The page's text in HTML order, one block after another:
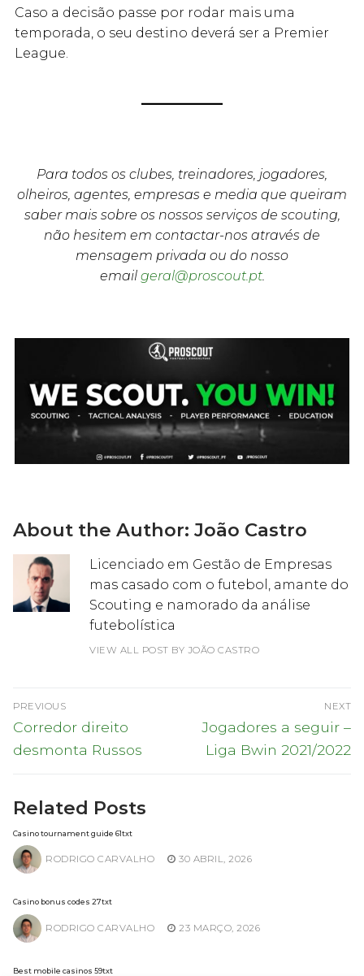
Caso a decisão passe por rodar mais uma
temporada, o seu destino deverá ser a Premier
League.
Para todos os clubes, treinadores, jogadores,
olheiros, agentes, empresas e media que queiram
saber mais sobre os nossos serviços de scouting,
não hesitem em contactar-nos através de
mensagem privada ou do nosso
email geral@proscout.pt.
About the Author: João Castro
Licenciado em Gestão de Empresas
mas casado com o futebol, amante do
Scouting e namorado da análise
futebolística
VIEW ALL POST BY JOÃO CASTRO
Navegação
de
artigos
PREVIOUS
Previous
post:
Corredor direito
desmonta Russos
NEXT
Next
post:
Jogadores a seguir –
Liga Bwin 2021/2022
Related Posts
Casino tournament guide 61txt
RODRIGO CARVALHO 30 ABRIL, 2026
Casino bonus codes 27txt
RODRIGO CARVALHO 23 MARÇO, 2026
Best mobile casinos 59txt